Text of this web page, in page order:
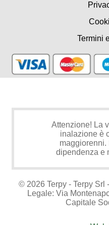
Termini
Attenzione! La
inalazione è
maggiorenni.
dipendenza e
© 2026 Terpy - Terpy Srl
Legale: Via
Capitale